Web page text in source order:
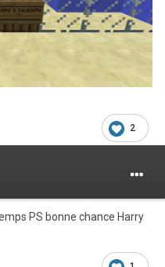
2
PS bonne chance Harry